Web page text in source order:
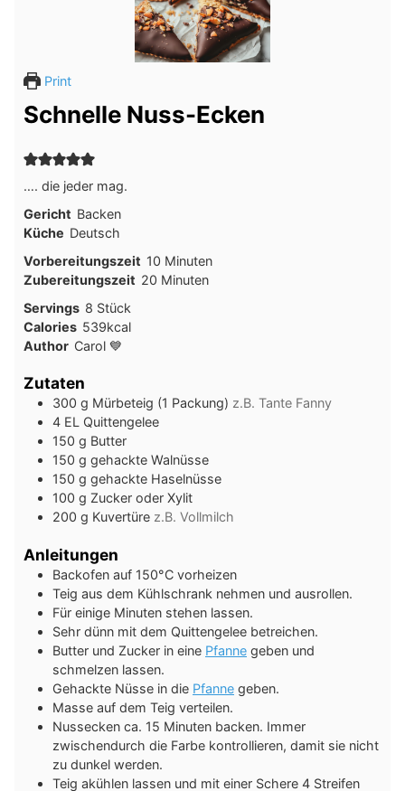
Print
Schnelle Nuss-Ecken
…. die jeder mag.
Gericht Backen
Küche Deutsch
Vorbereitungszeit 10Minuten
Minuten
Zubereitungszeit 20Minuten
Minuten
Servings 8 Stück
Calories 539kcal
Author Carol 💙
Zutaten
300 g Mürbeteig (1 Packung) z.B. Tante Fanny
4 EL Quittengelee
150 g Butter
150 g gehackte Walnüsse
150 g gehackte Haselnüsse
100 g Zucker oder Xylit
200 g Kuvertüre z.B. Vollmilch
Anleitungen
Backofen auf 150°C vorheizen
Teig aus dem Kühlschrank nehmen und ausrollen.
Für einige Minuten stehen lassen.
Sehr dünn mit dem Quittengelee betreichen.
Butter und Zucker in eine Pfanne geben und
schmelzen lassen.
Gehackte Nüsse in die Pfanne geben.
Masse auf dem Teig verteilen.
Nussecken ca. 15 Minuten backen. Immer
zwischendurch die Farbe kontrollieren, damit sie nicht
zu dunkel werden.
Teig akühlen lassen und mit einer Schere 4 Streifen